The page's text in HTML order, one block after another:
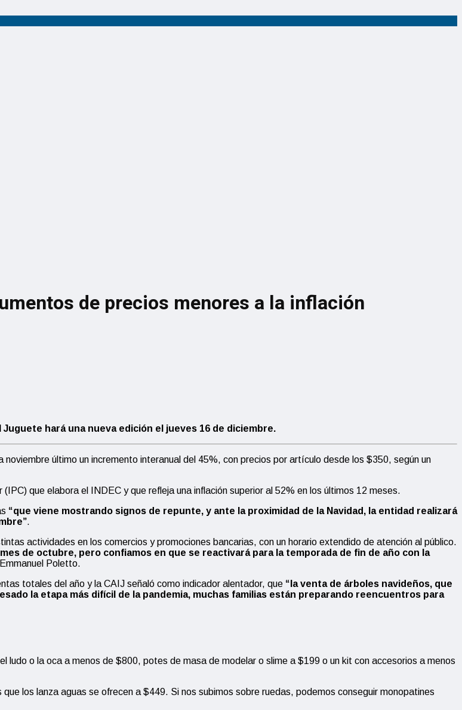
de precios menores a la inflación
hará una nueva edición el jueves 16 de diciembre.
último un incremento interanual del 45%, con precios por artículo desde los $350, según un
que elabora el INDEC y que refleja una inflación superior al 52% en los últimos 12 meses.
“que viene mostrando signos de repunte, y ante la proximidad de la Navidad, la entidad realizará
.
actividades en los comercios y promociones bancarias, con un horario extendido de atención al público.
de octubre, pero confiamos en que se reactivará para la temporada de fin de año con la
Poletto.
totales del año y la CAIJ señaló como indicador alentador, que “la venta de árboles navideños, que
la etapa más difícil de la pandemia, muchas familias están preparando reencuentros para
ludo o la oca a menos de $800, potes de masa de modelar o slime a $199 o un kit con accesorios a menos
los lanza aguas se ofrecen a $449. Si nos subimos sobre ruedas, podemos conseguir monopatines